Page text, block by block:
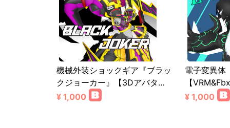
機械外装ショックギア『ブラッ
クジョーカー』【3Dアバタ…
¥ 1,000
電子変異体
【
¥ 1,000